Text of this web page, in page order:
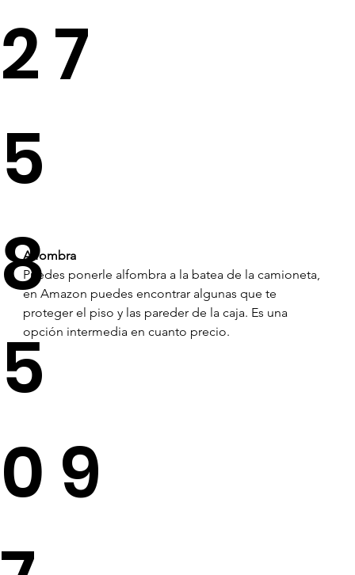
27
5
8
5
09
Alfombra
Puedes ponerle alfombra a la batea de la camioneta,
en Amazon puedes encontrar algunas que te
proteger el piso y las pareder de la caja. Es una
opción intermedia en cuanto precio.